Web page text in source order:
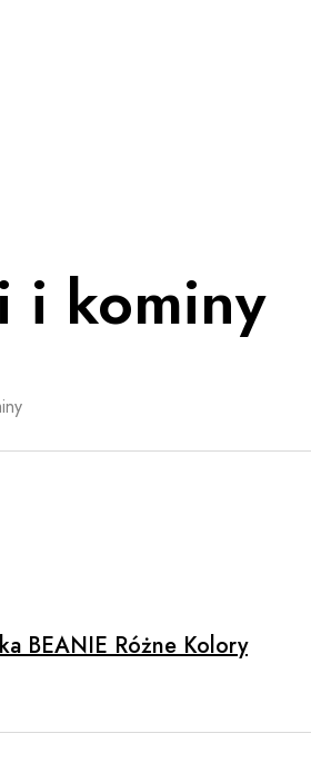
i kominy
multiple
variants.
may
BEANIE Różne Kolory